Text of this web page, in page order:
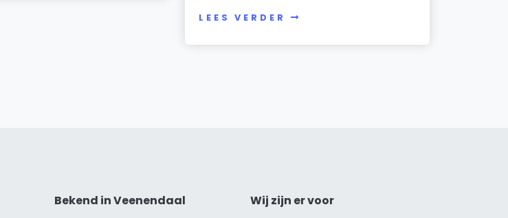
LEES VERDER
Bekend in Veenendaal
Wij zijn er voor